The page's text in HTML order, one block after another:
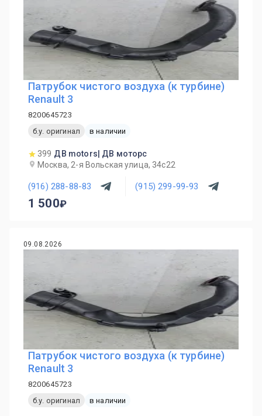
Патрубок чистого воздуха (к турбине)
Renault 3
8200645723
б.у. оригинал
в наличии
399 ДВ motors| ДВ моторс
Москва, 2-я Вольская улица, 34с22
(916) 288-88-83 (915) 299-99-93
1 500
09.08.2026
Патрубок чистого воздуха (к турбине)
Renault 3
8200645723
б.у. оригинал
в наличии